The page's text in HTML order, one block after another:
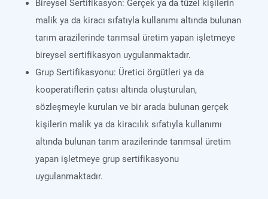
Bireysel Sertifikasyon: Gerçek ya da tüzel kişilerin
malik ya da kiracı sıfatıyla kullanımı altında bulunan
tarım arazilerinde tarımsal üretim yapan işletmeye
bireysel sertifikasyon uygulanmaktadır.
Grup Sertifikasyonu: Üretici örgütleri ya da
kooperatiflerin çatısı altında oluşturulan,
sözleşmeyle kurulan ve bir arada bulunan gerçek
kişilerin malik ya da kiracılık sıfatıyla kullanımı
altında bulunan tarım arazilerinde tarımsal üretim
yapan işletmeye grup sertifikasyonu
uygulanmaktadır.